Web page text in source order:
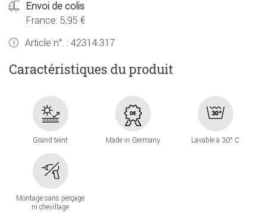
Envoi de colis
France: 5,95 €
Article n°. : 42314.317
Caractéristiques du produit
Grand teint Made in Germany Lavable à 30° C
Montage sans perçage
ni chevillage